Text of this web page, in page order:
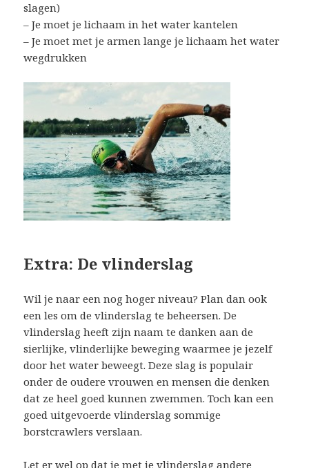
slagen)
– Je moet je lichaam in het water kantelen
– Je moet met je armen lange je lichaam het water
wegdrukken
Extra: De vlinderslag
Wil je naar een nog hoger niveau? Plan dan ook
een les om de vlinderslag te beheersen. De
vlinderslag heeft zijn naam te danken aan de
sierlijke, vlinderlijke beweging waarmee je jezelf
door het water beweegt. Deze slag is populair
onder de oudere vrouwen en mensen die denken
dat ze heel goed kunnen zwemmen. Toch kan een
goed uitgevoerde vlinderslag sommige
borstcrawlers verslaan.
Let er wel op dat je met je vlinderslag andere